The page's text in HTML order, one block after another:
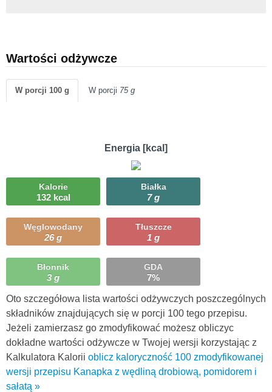
Wartości odżywcze
W porcji 100 g W porcji 75 g
Energia [kcal]
Kalorie
132 kcal
Białka
7 g
Węglowodany
26 g
Tłuszcze
1 g
Błonnik
3 g
GDA
7%
Oto szczegółowa lista wartości odżywczych poszczególnych
składników znajdujących się w porcji 100 tego przepisu.
Jeżeli zamierzasz go zmodyfikować możesz obliczyc
dokładne wartości odżywcze w Twojej wersji korzystając z
Kalkulatora Kalorii oblicz kaloryczność 100 zmodyfikowanej
wersji przepisu Kanapka z wędliną drobiową, pomidorem i
sałatą »